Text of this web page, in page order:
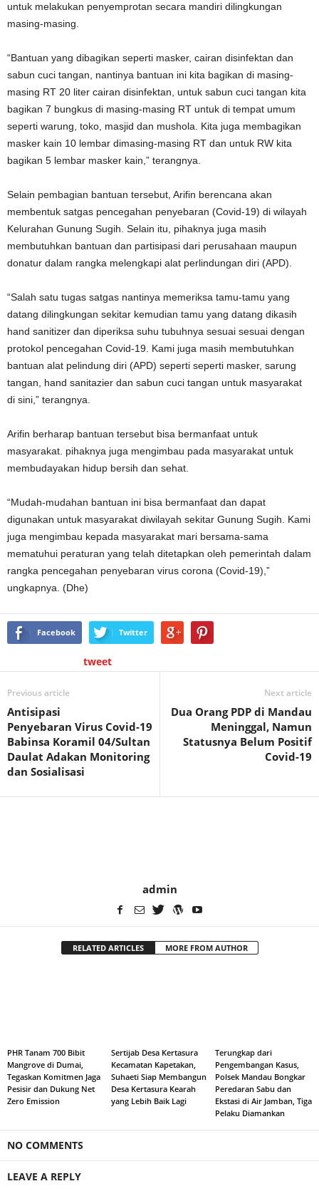
untuk melakukan penyemprotan secara mandiri dilingkungan
masing-masing.
“Bantuan yang dibagikan seperti masker, cairan disinfektan dan
sabun cuci tangan, nantinya bantuan ini kita bagikan di masing-
masing RT 20 liter cairan disinfektan, untuk sabun cuci tangan kita
bagikan 7 bungkus di masing-masing RT untuk di tempat umum
seperti warung, toko, masjid dan mushola. Kita juga membagikan
masker kain 10 lembar dimasing-masing RT dan untuk RW kita
bagikan 5 lembar masker kain,” terangnya.
Selain pembagian bantuan tersebut, Arifin berencana akan
membentuk satgas pencegahan penyebaran (Covid-19) di wilayah
Kelurahan Gunung Sugih. Selain itu, pihaknya juga masih
membutuhkan bantuan dan partisipasi dari perusahaan maupun
donatur dalam rangka melengkapi alat perlindungan diri (APD).
“Salah satu tugas satgas nantinya memeriksa tamu-tamu yang
datang dilingkungan sekitar kemudian tamu yang datang dikasih
hand sanitizer dan diperiksa suhu tubuhnya sesuai sesuai dengan
protokol pencegahan Covid-19. Kami juga masih membutuhkan
bantuan alat pelindung diri (APD) seperti seperti masker, sarung
tangan, hand sanitazier dan sabun cuci tangan untuk masyarakat
di sini,” terangnya.
Arifin berharap bantuan tersebut bisa bermanfaat untuk
masyarakat. pihaknya juga mengimbau pada masyarakat untuk
membudayakan hidup bersih dan sehat.
“Mudah-mudahan bantuan ini bisa bermanfaat dan dapat
digunakan untuk masyarakat diwilayah sekitar Gunung Sugih. Kami
juga mengimbau kepada masyarakat mari bersama-sama
mematuhui peraturan yang telah ditetapkan oleh pemerintah dalam
rangka pencegahan penyebaran virus corona (Covid-19),”
ungkapnya. (Dhe)
Facebook Twitter
tweet
Previous article
Antisipasi
Penyebaran Virus Covid-19
Babinsa Koramil 04/Sultan
Daulat Adakan Monitoring
dan Sosialisasi
Next article
Dua Orang PDP di Mandau
Meninggal, Namun
Statusnya Belum Positif
Covid-19
admin
RELATED ARTICLES MORE FROM AUTHOR
PHR Tanam 700 Bibit
Mangrove di Dumai,
Tegaskan Komitmen Jaga
Pesisir dan Dukung Net
Zero Emission
Sertijab Desa Kertasura
Kecamatan Kapetakan,
Suhaeti Siap Membangun
Desa Kertasura Kearah
yang Lebih Baik Lagi
Terungkap dari
Pengembangan Kasus,
Polsek Mandau Bongkar
Peredaran Sabu dan
Ekstasi di Air Jamban, Tiga
Pelaku Diamankan
NO COMMENTS
LEAVE A REPLY